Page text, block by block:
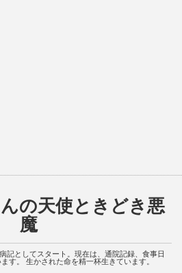
の天使ときどき悪
魔
記としてスタート。現在は、通院記録、食事日
す。 生かされた命を精一杯生きています。